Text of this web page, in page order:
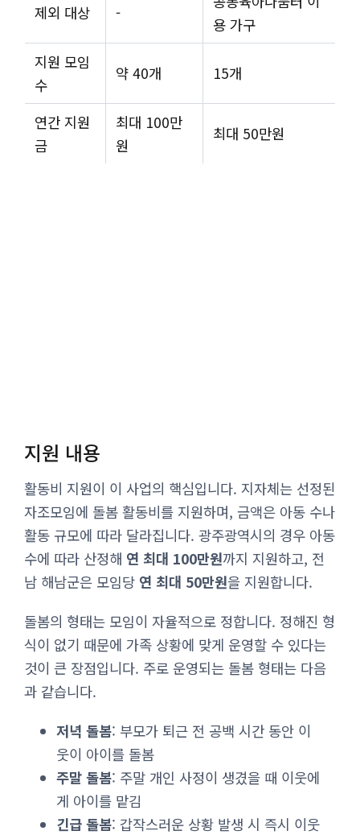
제외 대상 -
용 가구
지원 모임
수
약 40개 15개
연간 지원
금
최대 100만
원
최대 50만원
지원 내용
활동비 지원이 이 사업의 핵심입니다. 지자체는 선정된
자조모임에 돌봄 활동비를 지원하며, 금액은 아동 수나
활동 규모에 따라 달라집니다. 광주광역시의 경우 아동
수에 따라 산정해 연 최대 100만원까지 지원하고, 전
남 해남군은 모임당 연 최대 50만원을 지원합니다.
돌봄의 형태는 모임이 자율적으로 정합니다. 정해진 형
식이 없기 때문에 가족 상황에 맞게 운영할 수 있다는
것이 큰 장점입니다. 주로 운영되는 돌봄 형태는 다음
과 같습니다.
저녁 돌봄: 부모가 퇴근 전 공백 시간 동안 이
웃이 아이를 돌봄
주말 돌봄: 주말 개인 사정이 생겼을 때 이웃에
게 아이를 맡김
긴급 돌봄: 갑작스러운 상황 발생 시 즉시 이웃